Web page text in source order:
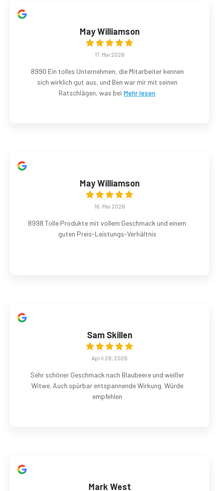
May Williamson
17. Mai 2026
8990 Ein tolles Unternehmen, die Mitarbeiter kennen
sich wirklich gut aus, und Ben war mir mit seinen
Ratschlägen, was bei Mehr lesen
May Williamson
16. Mai 2026
8998 Tolle Produkte mit vollem Geschmack und einem
guten Preis-Leistungs-Verhältnis
Sam Skillen
April 28, 2026
Sehr schöner Geschmack nach Blaubeere und weißer
Witwe. Auch spürbar entspannende Wirkung. Würde
empfehlen
Mark West